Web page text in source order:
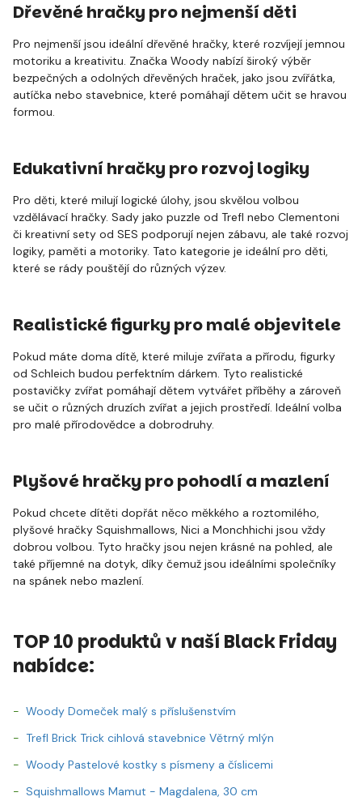
Dřevěné hračky pro nejmenší děti
Pro nejmenší jsou ideální dřevěné hračky, které rozvíjejí jemnou
motoriku a kreativitu. Značka Woody nabízí široký výběr
bezpečných a odolných dřevěných hraček, jako jsou zvířátka,
autíčka nebo stavebnice, které pomáhají dětem učit se hravou
formou.
Edukativní hračky pro rozvoj logiky
Pro děti, které milují logické úlohy, jsou skvělou volbou
vzdělávací hračky. Sady jako puzzle od Trefl nebo Clementoni
či kreativní sety od SES podporují nejen zábavu, ale také rozvoj
logiky, paměti a motoriky. Tato kategorie je ideální pro děti,
které se rády pouštějí do různých výzev.
Realistické figurky pro malé objevitele
Pokud máte doma dítě, které miluje zvířata a přírodu, figurky
od Schleich budou perfektním dárkem. Tyto realistické
postavičky zvířat pomáhají dětem vytvářet příběhy a zároveň
se učit o různých druzích zvířat a jejich prostředí. Ideální volba
pro malé přírodovědce a dobrodruhy.
Plyšové hračky pro pohodlí a mazlení
Pokud chcete dítěti dopřát něco měkkého a roztomilého,
plyšové hračky Squishmallows, Nici a Monchhichi jsou vždy
dobrou volbou. Tyto hračky jsou nejen krásné na pohled, ale
také příjemné na dotyk, díky čemuž jsou ideálními společníky
na spánek nebo mazlení.
TOP 10 produktů v naší Black Friday
nabídce:
Woody Domeček malý s příslušenstvím
Trefl Brick Trick cihlová stavebnice Větrný mlýn
Woody Pastelové kostky s písmeny a číslicemi
Squishmallows Mamut - Magdalena, 30 cm